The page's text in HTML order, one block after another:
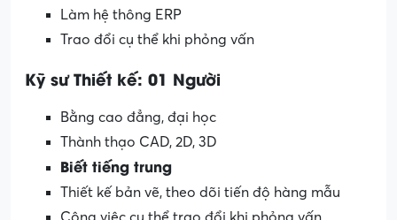
Làm hệ thông ERP
Trao đổi cụ thể khi phỏng vấn
Kỹ sư Thiết kế: 01 Người
Bằng cao đẳng, đại học
Thành thạo CAD, 2D, 3D
Biết tiếng trung
Thiết kế bản vẽ, theo dõi tiến độ hàng mẫu